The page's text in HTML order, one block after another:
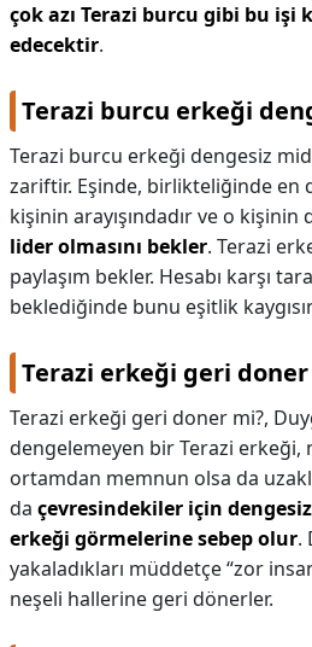
çok azı Terazi burcu gibi bu işi
edecektir.
Terazi burcu erkeği
Terazi burcu erkeği dengesiz
zariftir. Eşinde, birlikteliğinde en
kişinin arayışındadır ve o kişinin
lider olmasını bekler. Terazi
paylaşım bekler. Hesabı karşı
beklediğinde bunu eşitlik
Terazi erkeği geri
Terazi erkeği geri doner mi?,
dengelemeyen bir Terazi
ortamdan memnun olsa da
da çevresindekiler için
erkeği görmelerine sebep olur.
yakaladıkları müddetçe “zor
neşeli hallerine geri dönerler.